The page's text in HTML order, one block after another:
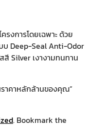
รงการโดยเฉพาะ ด้วย
บ Deep-Seal Anti-Odor
Silver เงางามทนทาน
ราคาหลักล้านของคุณ”
. Bookmark the